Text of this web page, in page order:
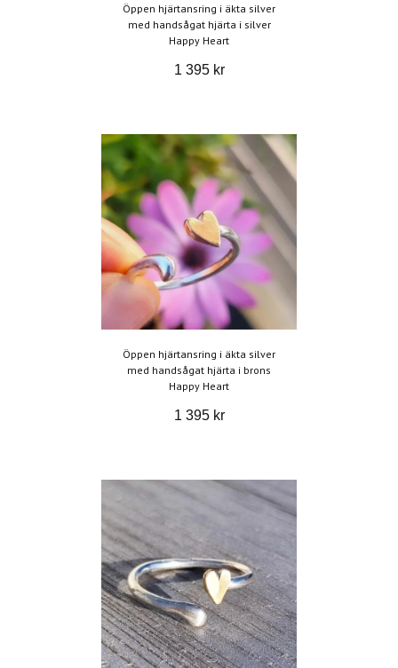
Öppen hjärtansring i äkta silver
med handsågat hjärta i silver
Happy Heart
1 395 kr
Öppen hjärtansring i äkta silver
med handsågat hjärta i brons
Happy Heart
1 395 kr